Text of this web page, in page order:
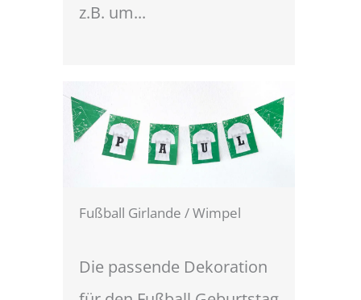
z.B. um...
Fußball Girlande / Wimpel
Die passende Dekoration